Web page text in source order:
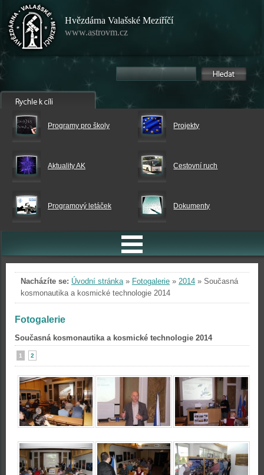
Hvězdárna Valašské Meziříčí
www.astrovm.cz
Programy pro školy Projekty
Aktuality AK Cestovní ruch
Programový letáček Dokumenty
Nacházíte se: Úvodní stránka» Fotogalerie » 2014 » Současná
kosmonautika a kosmické technologie 2014
Fotogalerie
Současná kosmonautika a kosmické technologie 2014
1 2